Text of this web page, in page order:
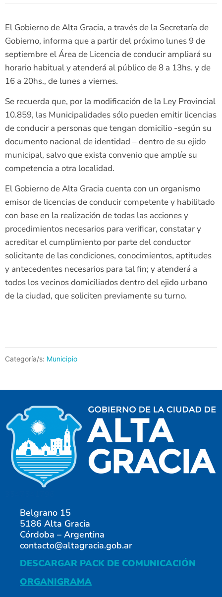
El Gobierno de Alta Gracia, a través de la Secretaría de
Gobierno, informa que a partir del próximo lunes 9 de
septiembre el Área de Licencia de conducir ampliará su
horario habitual y atenderá al público de 8 a 13hs. y de
16 a 20hs., de lunes a viernes.
Se recuerda que, por la modificación de la Ley Provincial
10.859, las Municipalidades sólo pueden emitir licencias
de conducir a personas que tengan domicilio -según su
documento nacional de identidad – dentro de su ejido
municipal, salvo que exista convenio que amplíe su
competencia a otra localidad.
El Gobierno de Alta Gracia cuenta con un organismo
emisor de licencias de conducir competente y habilitado
con base en la realización de todas las acciones y
procedimientos necesarios para verificar, constatar y
acreditar el cumplimiento por parte del conductor
solicitante de las condiciones, conocimientos, aptitudes
y antecedentes necesarios para tal fin; y atenderá a
todos los vecinos domiciliados dentro del ejido urbano
de la ciudad, que soliciten previamente su turno.
Categoría/s: Municipio
Belgrano 15
5186 Alta Gracia
Córdoba – Argentina
contacto@altagracia.gob.ar
DESCARGAR PACK DE COMUNICACIÓN
ORGANIGRAMA